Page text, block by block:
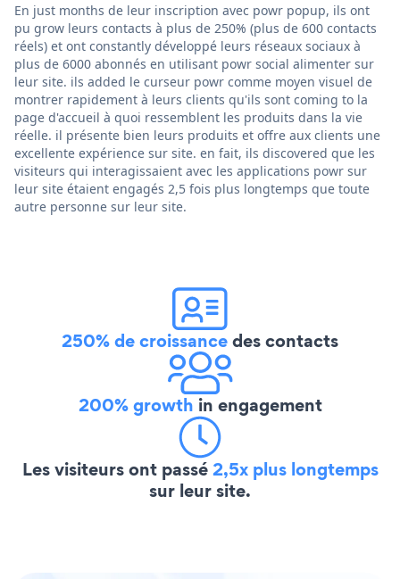
En just months de leur inscription avec powr popup, ils ont
pu grow leurs contacts à plus de 250% (plus de 600 contacts
réels) et ont constantly développé leurs réseaux sociaux à
plus de 6000 abonnés en utilisant powr social alimenter sur
leur site. ils added le curseur powr comme moyen visuel de
montrer rapidement à leurs clients qu'ils sont coming to la
page d'accueil à quoi ressemblent les produits dans la vie
réelle. il présente bien leurs produits et offre aux clients une
excellente expérience sur site. en fait, ils discovered que les
visiteurs qui interagissaient avec les applications powr sur
leur site étaient engagés 2,5 fois plus longtemps que toute
autre personne sur leur site.
250% de croissancedes contacts
200% growth in engagement
Les visiteurs ont passé2,5x plus longtemps
sur leur site.